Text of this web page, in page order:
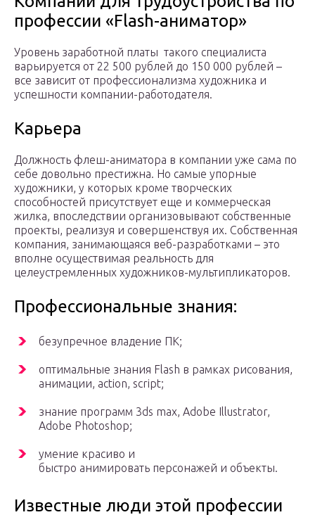
профессии «Flash-аниматор»
Уровень заработной платы такого специалиста
варьируется от 22 500 рублей до 150 000 рублей –
все зависит от профессионализма художника и
успешности компании-работодателя.
Карьера
Должность флеш-аниматора в компании уже сама по
себе довольно престижна. Но самые упорные
художники, у которых кроме творческих
способностей присутствует еще и коммерческая
жилка, впоследствии организовывают собственные
проекты, реализуя и совершенствуя их. Собственная
компания, занимающаяся веб-разработками – это
вполне осуществимая реальность для
целеустремленных художников-мультипликаторов.
Профессиональные знания:
безупречное владение ПК;
оптимальные знания Flash в рамках рисования,
анимации, action, script;
знание программ 3ds max, Adobe Illustrator,
Adobe Photoshop;
умение красиво и
быстро анимировать персонажей и объекты.
Известные люди этой профессии